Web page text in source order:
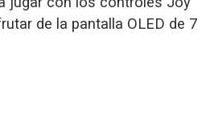
de la pantalla OLED de 7